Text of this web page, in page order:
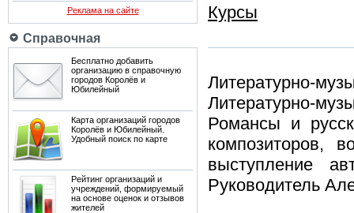
Реклама на сайте
Справочная
Бесплатно добавить
организацию в справочную
городов Королёв и
Юбилейный
Карта организаций городов
Королёв и Юбилейный.
Удобный поиск по карте
Рейтинг организаций и
учреждений, формируемый
на основе оценок и отзывов
жителей
Курсы
Литературно-
Литературно-
Романсы и
композиторов,
выступление
Руководитель